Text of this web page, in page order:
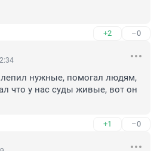
+2 –0
нужные, помогал людям,
что у нас суды живые, вот он
+1 –0